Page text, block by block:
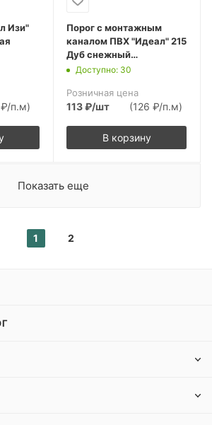
Изи"
п.м)
Порог с монтажным
каналом ПВХ "Идеал" 215
Дуб снежный
900х36х5,5 мм
Доступно: 30
Розничная цена
113₽/шт (126 ₽/п.м)
В корзину
Показать еще
1 2